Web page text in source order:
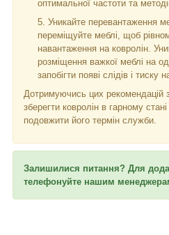
оптимальної частоти та
Уникайте перевантаження
переміщуйте меблі, щоб
навантаження на ковролін.
розміщення важкої меблі на
запобігти появі слідів і тиску
Дотримуючись цих рекомендацій
зберегти ковролін в гарному
подовжити його термін служби.
Залишилися питання? Для
телефонуйте нашим